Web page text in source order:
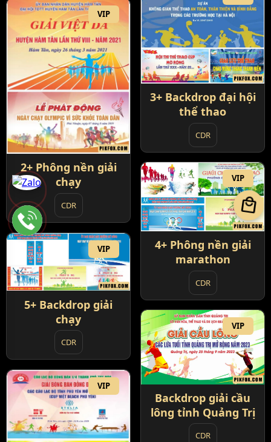
3+ Backdrop đại hội
thể thao
CDR
VIP
2+ Phông nền giải
chạy
CDR
VIP
4+ Phông nền giải
marathon
CDR
VIP
5+ Backdrop giải
chạy
CDR
VIP
Backdrop giải cầu
lông tỉnh Quảng Trị
CDR
VIP
local_mall